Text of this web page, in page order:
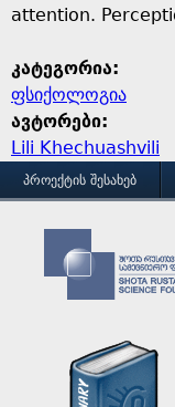
attention.
კატეგორია:
ფსიქოლოგია
ავტორები:
Lili Khechuashvili
MᲞᲠᲝᲔᲥᲢᲘᲡ ᲨᲔᲡᲐᲮᲔᲑ